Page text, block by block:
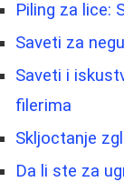
Piling za lice:
Saveti za
Saveti i
filerima
Skljoctanje
Da li ste za